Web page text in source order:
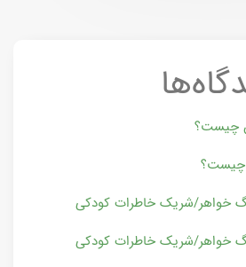
چیست؟
چیست؟
خواهر/شریک خاطرات کودکی
خواهر/شریک خاطرات کودکی